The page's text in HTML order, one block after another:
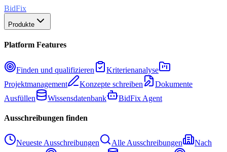
BidFix
Produkte
Platform Features
Finden und qualifizieren
Kriterienanalyse
Projektmanagement
Konzepte schreiben
Dokumente
Ausfüllen
Wissensdatenbank BidFix Agent
Ausschreibungen finden
Neueste Ausschreibungen Alle Ausschreibungen
Nach